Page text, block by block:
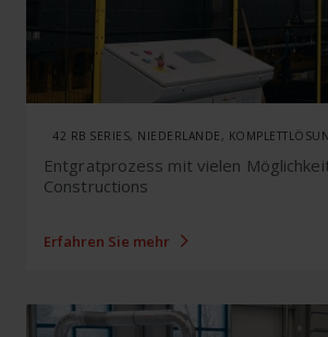
42 RB SERIES, NIEDERLANDE,
Entgratprozess mit vielen
Constructions
Erfahren Sie mehr